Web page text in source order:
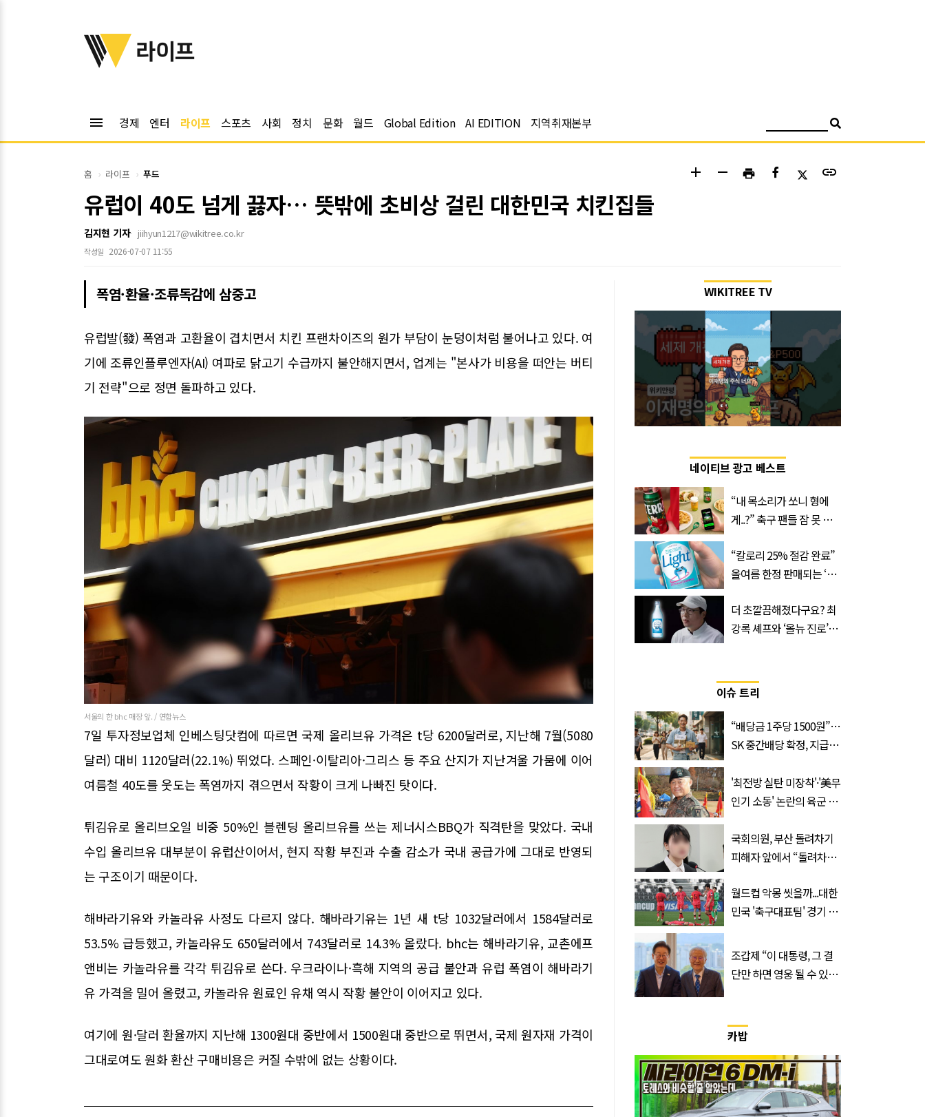
위키트리
라이프
menu 경제 엔터 라이프 스포츠 사회 정치 문화 월드 Global Edition AI EDITION 지역취재본부
홈 라이프 푸드 add remove print link
유럽이 40도 넘게 끓자… 뜻밖에 초비상 걸린 대한민국 치킨집들
김지현 기자 jiihyun1217@wikitree.co.kr
작성일 2026-07-07 11:55
폭염·환율·조류독감에 삼중고
유럽발(發) 폭염과 고환율이 겹치면서 치킨 프랜차이즈의 원가 부담이 눈덩이처럼 불어나고 있다. 여
기에 조류인플루엔자(AI) 여파로 닭고기 수급까지 불안해지면서, 업계는 "본사가 비용을 떠안는 버티
기 전략"으로 정면 돌파하고 있다.
서울의 한 bhc 매장 앞. / 연합뉴스
7일 투자정보업체 인베스팅닷컴에 따르면 국제 올리브유 가격은 t당 6200달러로, 지난해 7월(5080
달러) 대비 1120달러(22.1%) 뛰었다. 스페인·이탈리아·그리스 등 주요 산지가 지난겨울 가뭄에 이어
여름철 40도를 웃도는 폭염까지 겪으면서 작황이 크게 나빠진 탓이다.
튀김유로 올리브오일 비중 50%인 블렌딩 올리브유를 쓰는 제너시스BBQ가 직격탄을 맞았다. 국내
수입 올리브유 대부분이 유럽산이어서, 현지 작황 부진과 수출 감소가 국내 공급가에 그대로 반영되
는 구조이기 때문이다.
해바라기유와 카놀라유 사정도 다르지 않다. 해바라기유는 1년 새 t당 1032달러에서 1584달러로
53.5% 급등했고, 카놀라유도 650달러에서 743달러로 14.3% 올랐다. bhc는 해바라기유, 교촌에프
앤비는 카놀라유를 각각 튀김유로 쓴다. 우크라이나·흑해 지역의 공급 불안과 유럽 폭염이 해바라기
유 가격을 밀어 올렸고, 카놀라유 원료인 유채 역시 작황 불안이 이어지고 있다.
여기에 원·달러 환율까지 지난해 1300원대 중반에서 1500원대 중반으로 뛰면서, 국제 원자재 가격이
그대로여도 원화 환산 구매비용은 커질 수밖에 없는 상황이다.
WIKITREE TV
네이티브 광고 베스트
“내 목소리가 쏘니 형에
게..?” 축구 팬들 잠 못 들
트
“칼로리 25% 절감 완료”
올여름 한정 판매되는 ‘최
더 초깔끔해졌다구요? 최
강록 셰프와 ‘올뉴 진로’의
이슈 트리
“배당금 1주당 1500원”…
SK 중간배당 확정, 지급일
'최전방 실탄 미장착'·'美무
인기 소동' 논란의 육군 1
국회의원, 부산 돌려차기
피해자 앞에서 “돌려차기
월드컵 악몽 씻을까...대한
민국 '축구대표팀' 경기 확
조갑제 “이 대통령, 그 결
단만 하면 영웅 될 수 있
카밥